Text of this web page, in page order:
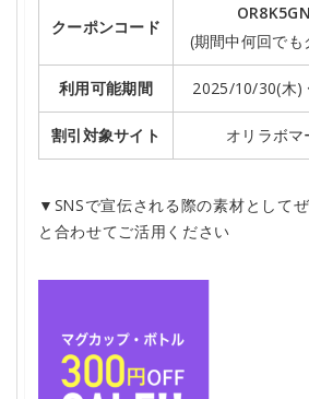
クーポンコード
(期間中何回で
利用可能期間 2025/10/30(木)
割引対象サイト オリラボ
▼SNSで宣伝される際の素材として
と合わせてご活用ください